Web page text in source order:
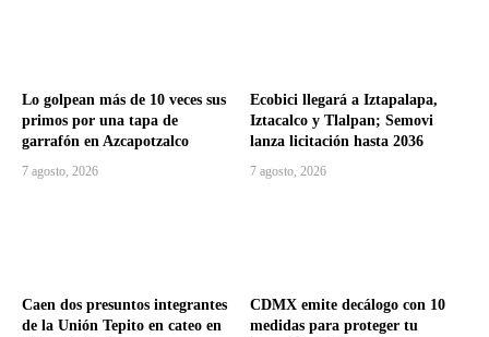
Lo golpean más de 10 veces sus
primos por una tapa de
garrafón en Azcapotzalco
7 agosto, 2026
Ecobici llegará a Iztapalapa,
Iztacalco y Tlalpan; Semovi
lanza licitación hasta 2036
7 agosto, 2026
Caen dos presuntos integrantes
de la Unión Tepito en cateo en
CDMX emite decálogo con 10
medidas para proteger tu